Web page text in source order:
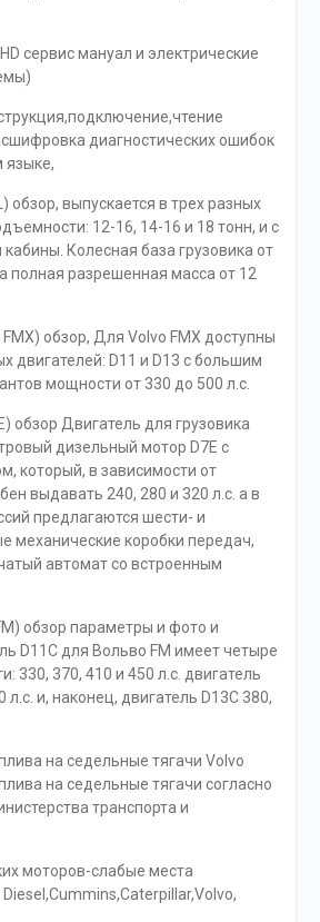
сервис мануал и электрические
диагностических ошибок
языке,
обзор, выпускается в трех разных
12-16, 14-16 и 18 тонн, и с
Колесная база грузовика от
полная разрешенная масса от 12
обзор, Для Volvo FMX доступны
двигателей: D11 и D13 с большим
мощности от 330 до 500 л.с.
обзор Двигатель для грузовика
дизельный мотор D7E с
который, в зависимости от
выдавать 240, 280 и 320 л.с. а в
предлагаются шести- и
механические коробки передач,
автомат со встроенным
обзор параметры и фото и
D11C для Вольво FM имеет четыре
330, 370, 410 и 450 л.с. двигатель
л.с. и, наконец, двигатель D13C 380,
на седельные тягачи Volvo
на седельные тягачи согласно
транспорта и
моторов-слабые места